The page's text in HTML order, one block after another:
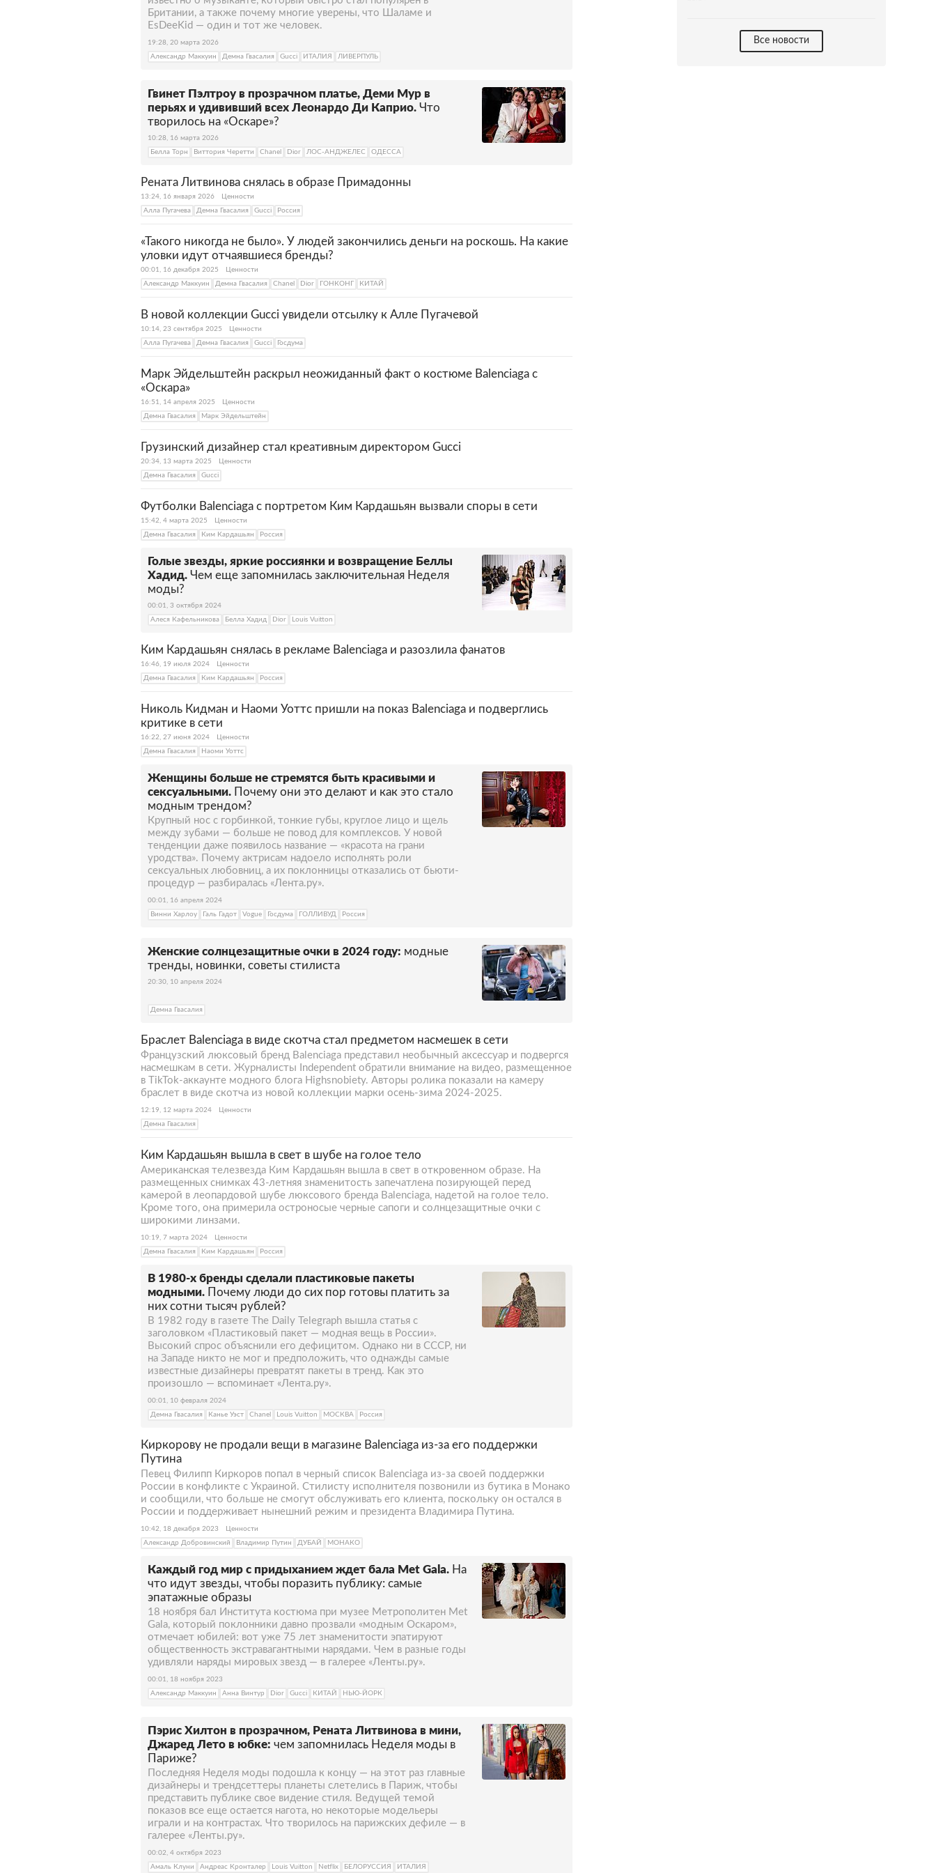
Британии, а также почему многие уверены, что Шаламе и
EsDeeKid — один и тот же человек.
19:28, 20 марта 2026
Александр Маккуин
Демна Гвасалия Gucci ИТАЛИЯ ЛИВЕРПУЛЬ
Гвинет Пэлтроу в прозрачном платье, Деми Мур в
перьях и удививший всех Леонардо Ди Каприо. Что
творилось на «Оскаре»?
10:28, 16 марта 2026
Белла Торн
Виттория Черетти Chanel Dior ЛОС-АНДЖЕЛЕС ОДЕССА
Рената Литвинова снялась в образе Примадонны
13:24, 16 января 2026
Ценности
Алла Пугачева
Демна Гвасалия Gucci Россия
«Такого никогда не было». У людей закончились деньги на роскошь. На какие
уловки идут отчаявшиеся бренды?
00:01, 16 декабря 2025
Ценности
Александр Маккуин
Демна Гвасалия Chanel Dior ГОНКОНГ КИТАЙ
В новой коллекции Gucci увидели отсылку к Алле Пугачевой
10:14, 23 сентября 2025
Ценности
Алла Пугачева
Демна Гвасалия Gucci Госдума
Марк Эйдельштейн раскрыл неожиданный факт о костюме Balenciaga с
«Оскара»
16:51, 14 апреля 2025
Ценности
Демна Гвасалия
Марк Эйдельштейн
Грузинский дизайнер стал креативным директором Gucci
20:34, 13 марта 2025
Ценности
Демна Гвасалия
Gucci
Футболки Balenciaga с портретом Ким Кардашьян вызвали споры в сети
15:42, 4 марта 2025
Ценности
Демна Гвасалия
Ким Кардашьян Россия
Голые звезды, яркие россиянки и возвращение Беллы
Хадид. Чем еще запомнилась заключительная Неделя
моды?
00:01, 3 октября 2024
Алеся Кафельникова
Белла Хадид Dior Louis Vuitton
Ким Кардашьян снялась в рекламе Balenciaga и разозлила фанатов
16:46, 19 июля 2024
Ценности
Демна Гвасалия
Ким Кардашьян Россия
Николь Кидман и Наоми Уоттс пришли на показ Balenciaga и подверглись
критике в сети
16:22, 27 июня 2024
Ценности
Демна Гвасалия
Наоми Уоттс
Женщины больше не стремятся быть красивыми и
сексуальными. Почему они это делают и как это стало
модным трендом?
Крупный нос с горбинкой, тонкие губы, круглое лицо и щель
между зубами — больше не повод для комплексов. У новой
тенденции даже появилось название — «красота на грани
уродства». Почему актрисам надоело исполнять роли
сексуальных любовниц, а их поклонницы отказались от бьюти-
процедур — разбиралась «Лента.ру».
00:01, 16 апреля 2024
Винни Харлоу
Галь Гадот Vogue Госдума ГОЛЛИВУД Россия
Женские солнцезащитные очки в 2024 году: модные
тренды, новинки, советы стилиста
20:30, 10 апреля 2024
Демна Гвасалия
Браслет Balenciaga в виде скотча стал предметом насмешек в сети
Французский люксовый бренд Balenciaga представил необычный аксессуар и подвергся
насмешкам в сети. Журналисты Independent обратили внимание на видео, размещенное
в TikTok-аккаунте модного блога Highsnobiety. Авторы ролика показали на камеру
браслет в виде скотча из новой коллекции марки осень-зима 2024-2025.
12:19, 12 марта 2024
Ценности
Демна Гвасалия
Ким Кардашьян вышла в свет в шубе на голое тело
Американская телезвезда Ким Кардашьян вышла в свет в откровенном образе. На
размещенных снимках 43-летняя знаменитость запечатлена позирующей перед
камерой в леопардовой шубе люксового бренда Balenciaga, надетой на голое тело.
Кроме того, она примерила остроносые черные сапоги и солнцезащитные очки с
широкими линзами.
10:19, 7 марта 2024
Ценности
Демна Гвасалия
Ким Кардашьян Россия
В 1980-х бренды сделали пластиковые пакеты
модными. Почему люди до сих пор готовы платить за
них сотни тысяч рублей?
В 1982 году в газете The Daily Telegraph вышла статья с
заголовком «Пластиковый пакет — модная вещь в России».
Высокий спрос объяснили его дефицитом. Однако ни в СССР, ни
на Западе никто не мог и предположить, что однажды самые
известные дизайнеры превратят пакеты в тренд. Как это
произошло — вспоминает «Лента.ру».
00:01, 10 февраля 2024
Демна Гвасалия
Канье Уэст Chanel Louis Vuitton МОСКВА Россия
Киркорову не продали вещи в магазине Balenciaga из-за его поддержки
Путина
Певец Филипп Киркоров попал в черный список Balenciaga из-за своей поддержки
России в конфликте с Украиной. Стилисту исполнителя позвонили из бутика в Монако
и сообщили, что больше не смогут обслуживать его клиента, поскольку он остался в
России и поддерживает нынешний режим и президента Владимира Путина.
10:42, 18 декабря 2023
Ценности
Александр Добровинский
Владимир Путин ДУБАЙ МОНАКО
Каждый год мир с придыханием ждет бала Met Gala. На
что идут звезды, чтобы поразить публику: самые
эпатажные образы
18 ноября бал Института костюма при музее Метрополитен Met
Gala, который поклонники давно прозвали «модным Оскаром»,
отмечает юбилей: вот уже 75 лет знаменитости эпатируют
общественность экстравагантными нарядами. Чем в разные годы
удивляли наряды мировых звезд — в галерее «Ленты.ру».
00:01, 18 ноября 2023
Александр Маккуин
Анна Винтур Dior Gucci КИТАЙ НЬЮ-ЙОРК
Пэрис Хилтон в прозрачном, Рената Литвинова в мини,
Джаред Лето в юбке: чем запомнилась Неделя моды в
Париже?
Последняя Неделя моды подошла к концу — на этот раз главные
дизайнеры и трендсеттеры планеты слетелись в Париж, чтобы
представить публике свое видение стиля. Ведущей темой
показов все еще остается нагота, но некоторые модельеры
играли и на контрастах. Что творилось на парижских дефиле — в
галерее «Ленты.ру».
00:02, 4 октября 2023
Амаль Клуни
Андреас Кронталер Louis Vuitton Netflix БЕЛОРУССИЯ ИТАЛИЯ
Все новости